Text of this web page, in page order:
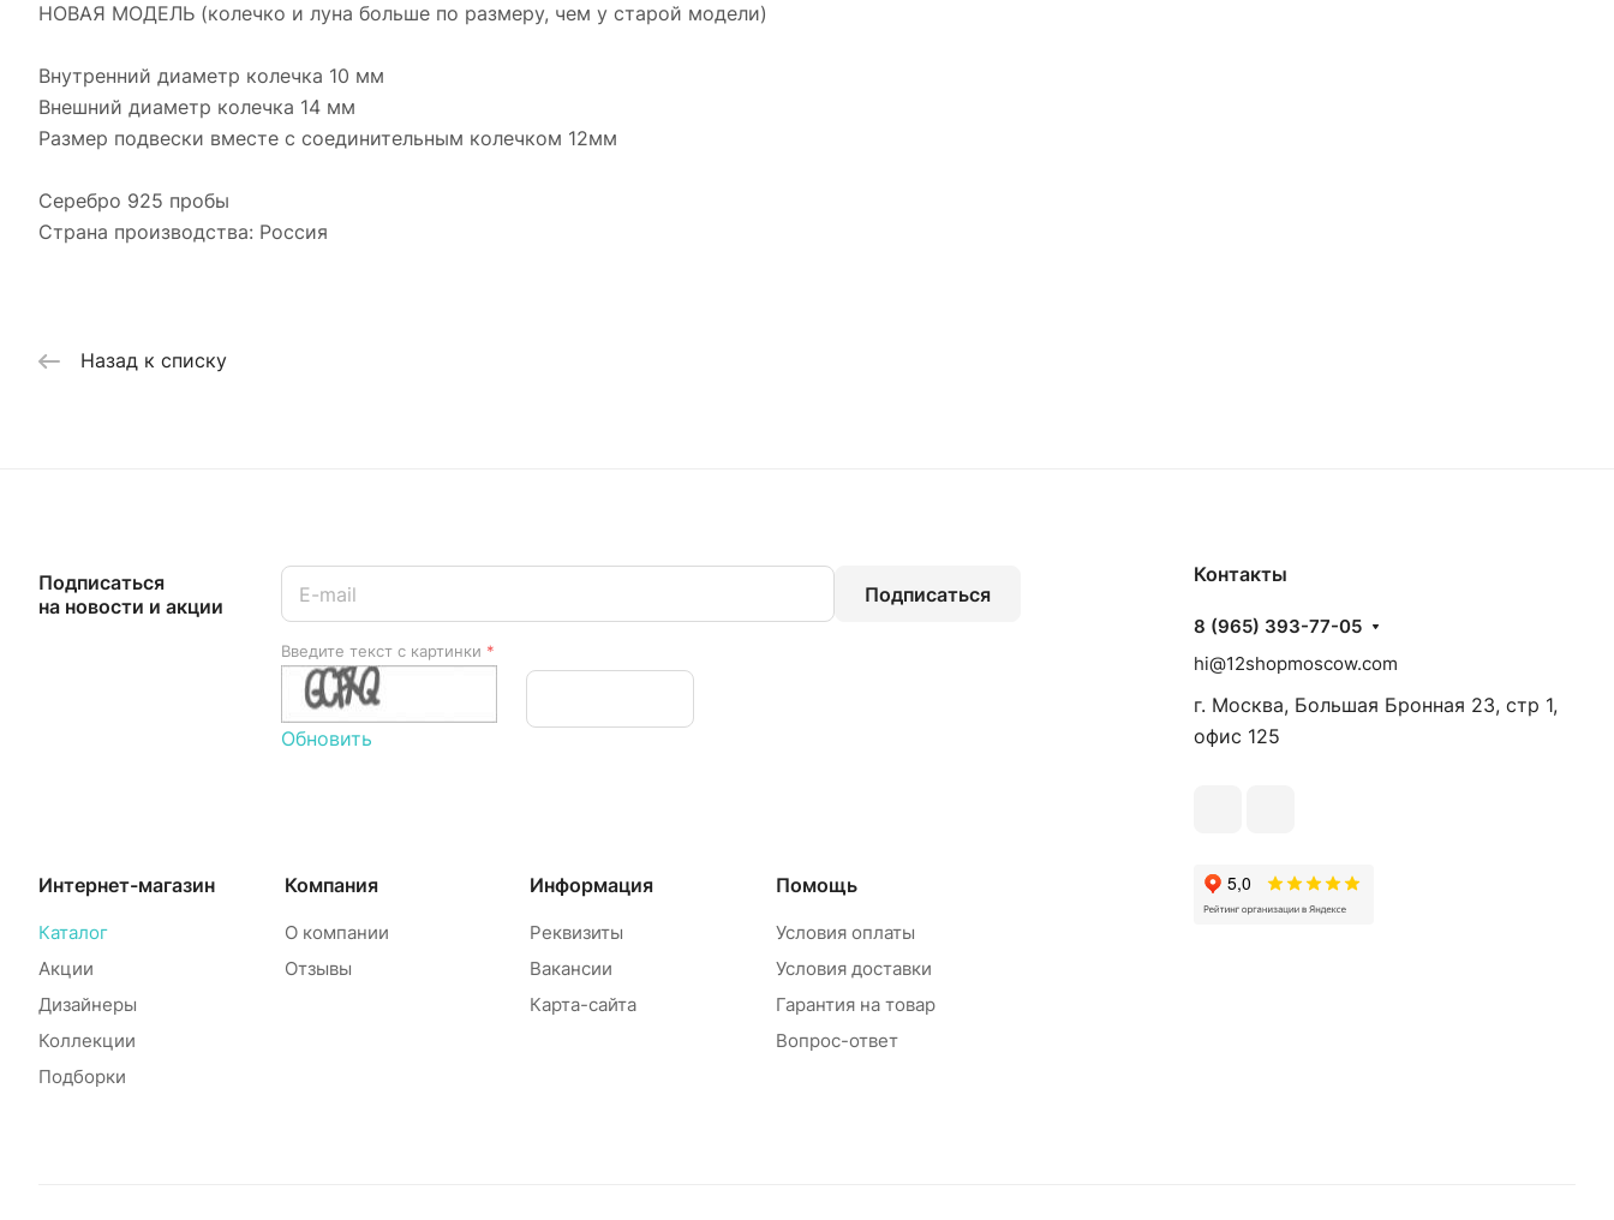
НОВАЯ МОДЕЛЬ (колечко и луна больше по размеру, чем у старой модели)
Внутренний диаметр колечка 10 мм
Внешний диаметр колечка 14 мм
Размер подвески вместе с соединительным колечком 12мм
Серебро 925 пробы
Страна производства: Россия
Назад к списку
Подписаться
на новости и акции
Подписаться
Введите текст с картинки *
Обновить
Интернет-магазин
Каталог
Акции
Дизайнеры
Коллекции
Подборки
Компания
О компании
Отзывы
Информация
Реквизиты
Вакансии
Карта-сайта
Помощь
Условия оплаты
Условия доставки
Гарантия на товар
Вопрос-ответ
Контакты
8 (965) 393-77-05
hi@12shopmoscow.com
г. Москва, Большая Бронная 23, стр 1,
офис 125